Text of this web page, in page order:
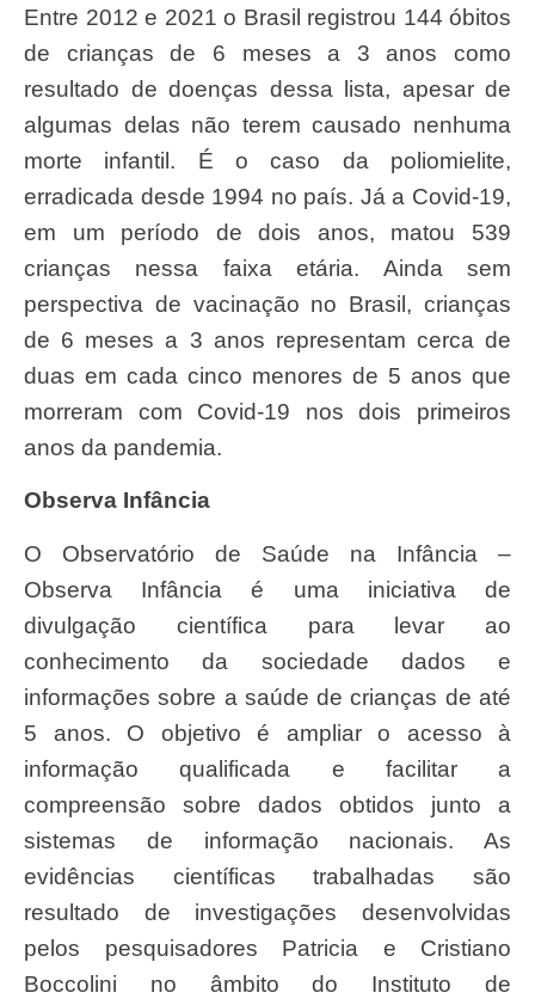
Entre 2012 e 2021 o Brasil registrou 144 óbitos
de crianças de 6 meses a 3 anos como
resultado de doenças dessa lista, apesar de
algumas delas não terem causado nenhuma
morte infantil. É o caso da poliomielite,
erradicada desde 1994 no país. Já a Covid-19,
em um período de dois anos, matou 539
crianças nessa faixa etária. Ainda sem
perspectiva de vacinação no Brasil, crianças
de 6 meses a 3 anos representam cerca de
duas em cada cinco menores de 5 anos que
morreram com Covid-19 nos dois primeiros
anos da pandemia.
Observa Infância
O Observatório de Saúde na Infância –
Observa Infância é uma iniciativa de
divulgação científica para levar ao
conhecimento da sociedade dados e
informações sobre a saúde de crianças de até
5 anos. O objetivo é ampliar o acesso à
informação qualificada e facilitar a
compreensão sobre dados obtidos junto a
sistemas de informação nacionais. As
evidências científicas trabalhadas são
resultado de investigações desenvolvidas
pelos pesquisadores Patricia e Cristiano
Boccolini no âmbito do Instituto de